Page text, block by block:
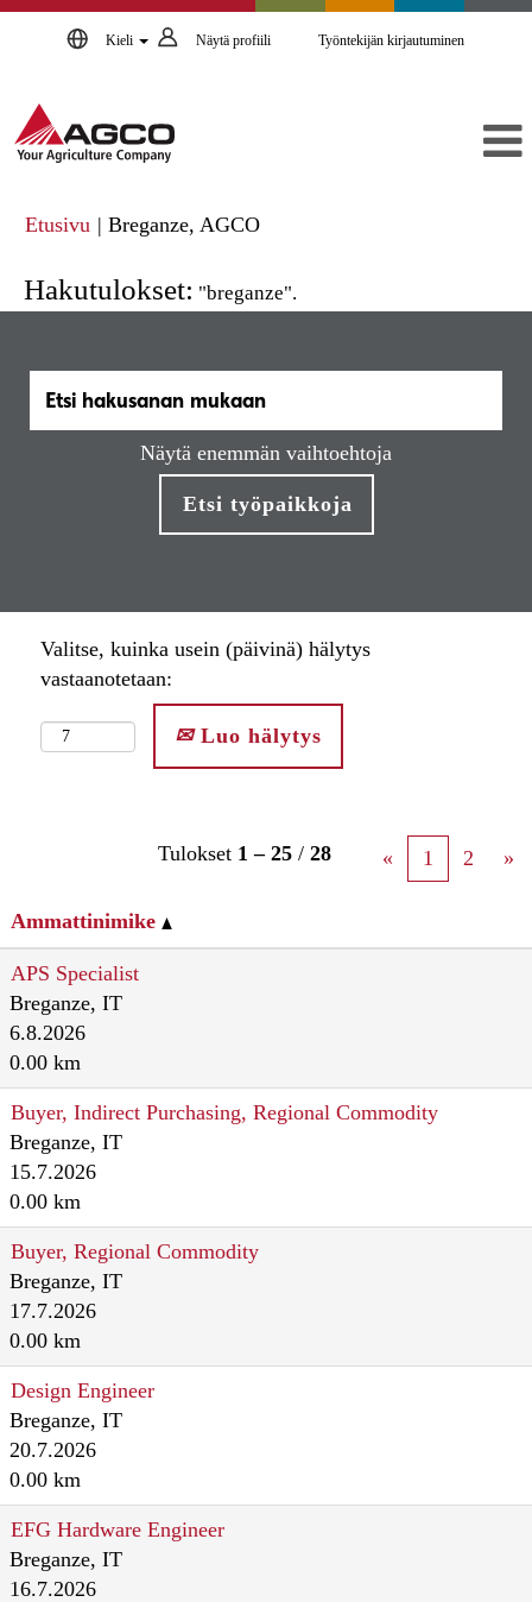
Kieli Näytä profiili Työntekijän kirjautuminen
Etusivu | Breganze, AGCO(nykyinen
Hakutulokset: "breganze".
Näytä enemmän vaihtoehtoja
Valitse, kuinka usein (päivinä) hälytys
vastaanotetaan:
Luo hälytys
Tulokset 1 – 25 / 28 « 1 2 »
Ammattinimike
APS Specialist
Breganze, IT
6.8.2026
0.00 km
Buyer, Indirect Purchasing, Regional Commodity
Breganze, IT
15.7.2026
0.00 km
Buyer, Regional Commodity
Breganze, IT
17.7.2026
0.00 km
Design Engineer
Breganze, IT
20.7.2026
0.00 km
EFG Hardware Engineer
Breganze, IT
16.7.2026